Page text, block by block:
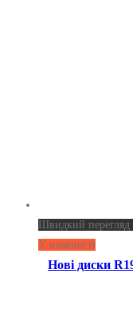
Швидкий перегляд
У наявності
Нові диски